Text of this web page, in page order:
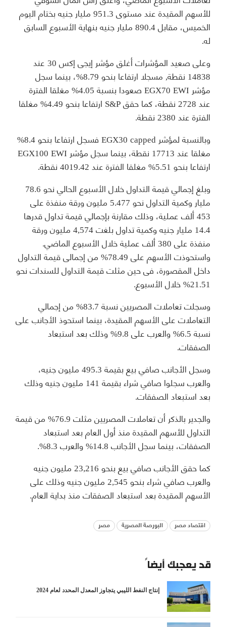
للأسهم المقيدة عند مستوى 951.3 مليار جنيه بختام اليوم
الخميس، مقابل 890.4 مليار جنيه بنهاية الأسبوع السابق
له.
وعلى صعيد المؤشرات أغلق مؤشر إيجى إكس 30 عند
14838 نقطة, مسجلا ارتفاعا بنحو 8.79%، بينما سجل
مؤشر EGX70 EWI صعودا بنسبة 4.05% مغلقا الفترة
عند 2728 نقطة، كما حقق S&P ارتفاعا بنحو 4.49% مغلقا
الفترة عند 2380 نقطة.
وبالنسبة لمؤشر EGX30 capped فسجل ارتفاعا بنحو 8.4%
مغلقا عند 17713 نقطة، بينما سجل مؤشر EGX100 EWI
ارتفاعا بنحو 5.51% مغلقا الفترة عند 4019.42 نقطة.
وبلغ إجمالي قيمة التداول خلال الأسبوع الحالي نحو 78.6
مليار وكمية التداول نحو 5.477 مليون ورقة منفذة على
453 ألف عملية، وذلك مقارنة بإجمالي قيمة تداول قدرها
14.4 مليار جنيه وكمية تداول بلغت 4,574 مليون ورقة
منفذة على 380 ألف عملية خلال الأسبوع الماضي.
واستحوذت الأسهم على 78.49% من إجمالى قيمة التداول
داخل المقصورة، فى حين مثلت قيمة التداول للسندات نحو
21.51% خلال الأسبوع.
وسجلت تعاملات المصريين نسبة 83.7% من إجمالي
التعاملات على الأسهم المقيدة، بينما استحوذ الأجانب على
نسبة 6.5% والعرب على 9.8% وذلك بعد استبعاد
الصفقات.
وسجل الأجانب صافي بيع بقيمة 495.3 مليون جنيه،
والعرب سجلوا صافي شراء بقيمة 141 مليون جنيه وذلك
بعد استبعاد الصفقات.
والجدير بالذكر أن تعاملات المصريين مثلت 76.9% من قيمة
التداول للأسهم المقيدة منذ أول العام بعد استبعاد
الصفقات، بينما سجل الأجانب 14.8% والعرب 8.3%.
كما حقق الأجانب صافي بيع بنحو 23,216 مليون جنيه
والعرب صافي شراء بنحو 2,545 مليون جنيه وذلك على
الأسهم المقيدة بعد استبعاد الصفقات منذ بداية العام.
اقتصاد مصر البورصة المصرية مصر
قد يعجبك أيضاً
إنتاج النفط الليبي يتجاوز المعدل المحدد لعام 2024